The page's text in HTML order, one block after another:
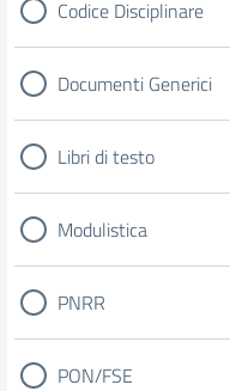
Codice Disciplinare
Documenti Generici
Libri di testo
Modulistica
PNRR
PON/FSE